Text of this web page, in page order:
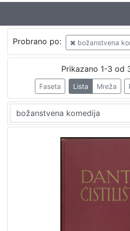
Jezik
hrvatski
Zbirka
Probrano po: božanstvena
Prikazano 1-3 od
Faseta Lista Mreža